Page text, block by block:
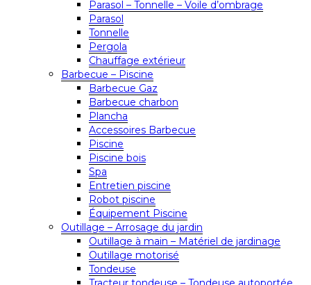
Parasol – Tonnelle – Voile d’ombrage
Parasol
Tonnelle
Pergola
Chauffage extérieur
Barbecue – Piscine
Barbecue Gaz
Barbecue charbon
Plancha
Accessoires Barbecue
Piscine
Piscine bois
Spa
Entretien piscine
Robot piscine
Équipement Piscine
Outillage – Arrosage du jardin
Outillage à main – Matériel de jardinage
Outillage motorisé
Tondeuse